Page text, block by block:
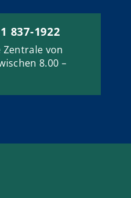
837-1922
von
8.00 –